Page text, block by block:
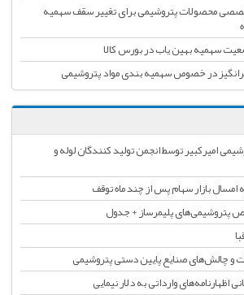
محصولات پتروشیمی برای تغییر سقف سهمیه
سهمیه بهین یاب در بورس کالا
در خصوص سهمیه بندی مواد پتروشیمی
امیرکبیر توسط انجمن تولید کنندگان لوله و
بازار سهام پس از چند ماه توقف
پتروشیمی‌های پلیمرساز + جدول
چالش‌های صنایع پایین دستی پتروشیمی